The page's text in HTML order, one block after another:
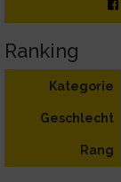
Ranking
Kategorie
Geschlecht
Rang